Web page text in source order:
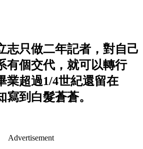
志只做二年記者，對自己
有個交代，就可以轉行
超過1/4世紀還留在
到白髮蒼蒼。
Advertisement